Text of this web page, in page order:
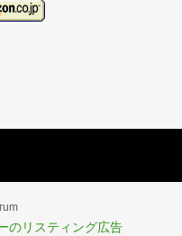
のリスティング広告